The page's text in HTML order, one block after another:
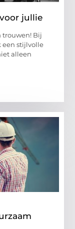
jullie
trouwen! Bij
een stijlvolle
alleen